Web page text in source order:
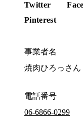
Twitter
Pinterest
事業者名
焼肉ひろっさん
電話番号
06-6866-0299